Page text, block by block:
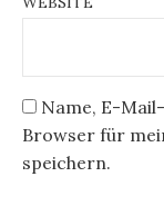
Name, E-
Browser für
speichern.